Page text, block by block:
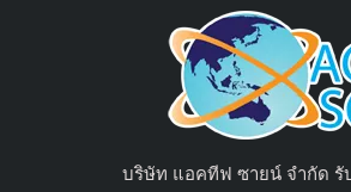
บริษัท แอคทีฟ ซายน์ จำกัด รั